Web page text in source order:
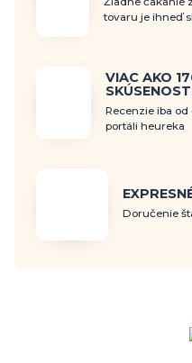
tovaru je ihneď
VIAC AKO
Recenzie iba
portáli heureka
Doručenie